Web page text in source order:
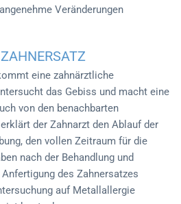
Veränderungen
eine zahnärztliche
das Gebiss und macht eine
von den benachbarten
der Zahnarzt den Ablauf der
den vollen Zeitraum für die
nach der Behandlung und
des Zahnersatzes
auf Metallallergie